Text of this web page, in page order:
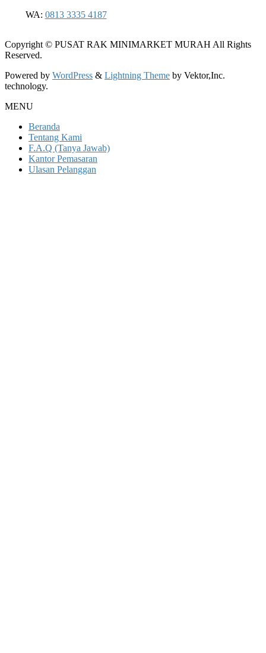
WA: 0813 3335 4187
Copyright © PUSAT RAK MINIMARKET MURAH All Rights
Reserved.
Powered by WordPress & Lightning Theme by Vektor,Inc.
technology.
MENU
Beranda
Tentang Kami
F.A.Q (Tanya Jawab)
Kantor Pemasaran
Ulasan Pelanggan